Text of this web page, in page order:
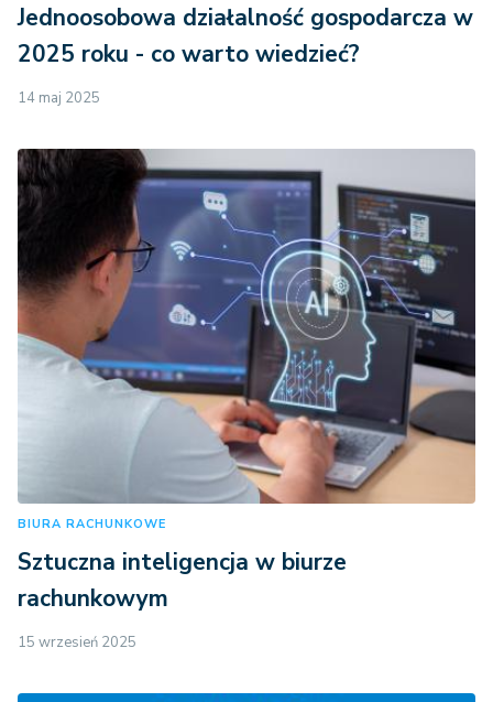
Jednoosobowa działalność gospodarcza w
2025 roku - co warto wiedzieć?
14 maj 2025
BIURA RACHUNKOWE
Sztuczna inteligencja w biurze
rachunkowym
15 wrzesień 2025